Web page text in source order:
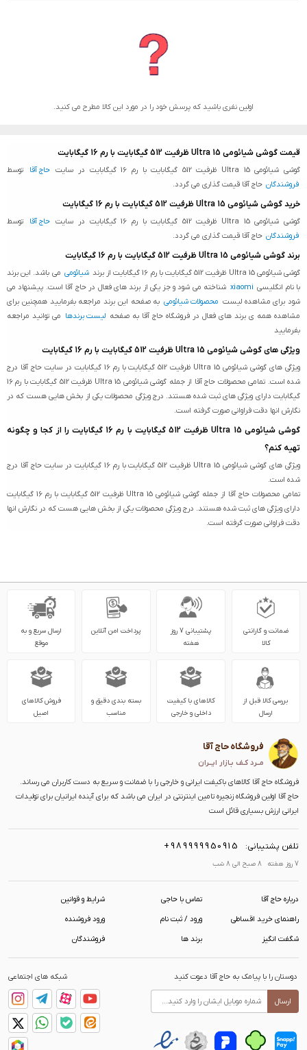
اولین نفری باشید که پرسش خود را در مورد این کالا مطرح می کنید.
قیمت گوشی شیائومی 15 Ultra ظرفیت 512 گیگابایت با رم 16 گیگابایت
گوشی شیائومی 15 Ultra ظرفیت 512 گیگابایت با رم 16 گیگابایت در سایت حاج آقا
توسط
فروشندگان حاج آقا قیمت گذاری می گردد.
خرید گوشی شیائومی 15 Ultra ظرفیت 512 گیگابایت با رم 16 گیگابایت
گوشی شیائومی 15 Ultra ظرفیت 512 گیگابایت با رم 16 گیگابایت در سایت حاج آقا
توسط
فروشندگان حاج آقا قیمت گذاری می گردد.
برند گوشی شیائومی 15 Ultra ظرفیت 512 گیگابایت با رم 16 گیگابایت
گوشی شیائومی 15 Ultra ظرفیت 512 گیگابایت با رم 16 گیگابایت از برند شیائومی می باشد. این برند
با نام انگلیسی xiaomi شناخته می شود و جز یکی از برند های فعال در حاج آقا است. پیشنهاد می
شود برای مشاهده لیست محصولات شیائومی به صفحه این برند مراجعه بفرمایید همچنین برای
مشاهده همه ی برند های فعال در فروشگاه حاج آقا به صفحه لیست برندها می توانید مراجعه
بفرمایید
ویژگی های گوشی شیائومی 15 Ultra ظرفیت 512 گیگابایت با رم 16 گیگابایت
ویژگی های گوشی شیائومی 15 Ultra ظرفیت 512 گیگابایت با رم 16 گیگابایت در سایت حاج آقا درج
شده است. تمامی محصولات حاج آقا از جمله گوشی شیائومی 15 Ultra ظرفیت 512 گیگابایت با رم 16
گیگابایت دارای ویژگی های ثبت شده هستند. درج ویژگی محصولات یکی از بخش هایی هست که در
نگارش انها دقت فراوانی صورت گرفته است.
گوشی شیائومی 15 Ultra ظرفیت 512 گیگابایت با رم 16 گیگابایت را از کجا و چگونه
تهیه کنم؟
ویژگی های گوشی شیائومی 15 Ultra ظرفیت 512 گیگابایت با رم 16 گیگابایت در سایت حاج آقا درج
شده است.
تمامی محصولات حاج آقا از جمله گوشی شیائومی 15 Ultra ظرفیت 512 گیگابایت با رم 16 گیگابایت
دارای ویژگی های ثبت شده هستند. درج ویژگی محصولات یکی از بخش هایی هست که در نگارش انها
دقت فراوانی صورت گرفته است.
ضمانت و گارانتی
کالا
پشتیبانی 7 روز
هفته
پرداخت امن آنلاین
ارسال سریع و به
موقع
بررسی کالا قبل از
ارسال
کالاهای با کیفیت
داخلی و خارجی
بسته بندی دقیق و
مناسب
فروش کالاهای
اصیل
فروشگاه حاج آقا
مــرد کـف بـازار ایــران
فروشگاه حاج آقا کالاهای باکیفت ایرانی و خارجی را با ضمانت و سریع به دست کاربران می رساند.
حاج آقا اولین فروشگاه زنجیره تامین اینترنتی در ایران می باشد که برای آینده ایرانیان برای تولیدات
ایرانی ارزش بسیاری قائل است
تلفن پشتیبانی: +989999950915
7 روز هفته 8 صبح الی 8 شب
درباره حاج آقا تماس با حاجی شرایط و قوانین
راهنمای خرید اقساطی ورود / ثبت نام ورود فروشنده
شگفت انگیز برند ها فروشندگان
دوستان را با پیامک به حاج آقا دعوت کنید
ارسال
شبکه های اجتماعی